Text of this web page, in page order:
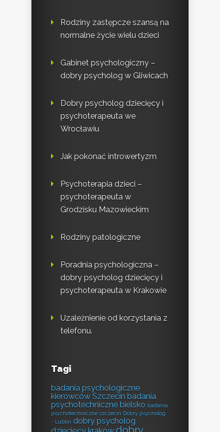
Rodziny zastępcze szansą na
normalne życie wielu dzieci
Gabinet psychologiczny –
dobry psycholog w Gliwicach
Dobry psycholog dziecięcy i
psychoterapeuta we
Wrocławiu
Jak pokonać introwertyzm
Psychoterapia dzieci –
psychoterapeuta w
Grodzisku Mazowieckim
Rodziny patologiczne
Poradnia psychologiczna –
dobry psycholog dziecięcy i
psychoterapeuta w Krakowie
Uzależnienie od korzystania z
telefonu.
Tagi
badania psychologiczne
kierowców Szczecin badania
psychotechniczne bielsko badania
psychotechniczne szczecin Dobry psycholog
- Lublin dobry psycholog